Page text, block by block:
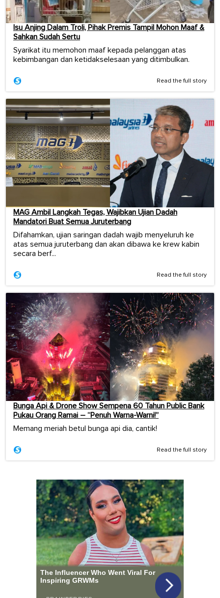
Isu Anjing Dalam Troli, Pihak Premis Tampil Mohon Maaf &
Sahkan Sudah Sertu
Syarikat itu memohon maaf kepada pelanggan atas
kebimbangan dan ketidakselesaan yang ditimbulkan.
Read the full story
MAG Ambil Langkah Tegas, Wajibkan Ujian Dadah
Mandatori Buat Semua Juruterbang
Difahamkan, ujian saringan dadah wajib menyeluruh ke
atas semua juruterbang dan akan dibawa ke krew kabin
secara berf...
Read the full story
Bunga Api & Drone Show Sempena 60 Tahun Public Bank
Pukau Orang Ramai – “Penuh Warna-Warni!”
Memang meriah betul bunga api dia, cantik!
Read the full story